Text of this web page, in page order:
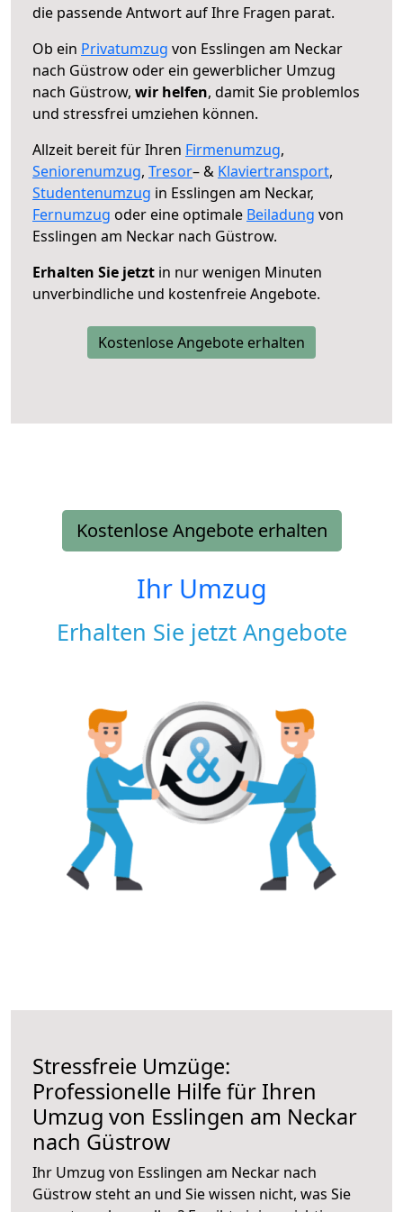
die passende Antwort auf Ihre Fragen parat.
Ob ein Privatumzug von Esslingen am Neckar
nach Güstrow oder ein gewerblicher Umzug
nach Güstrow, wir helfen, damit Sie problemlos
und stressfrei umziehen können.
Allzeit bereit für Ihren Firmenumzug,
Seniorenumzug, Tresor– & Klaviertransport,
Studentenumzug in Esslingen am Neckar,
Fernumzug oder eine optimale Beiladung von
Esslingen am Neckar nach Güstrow.
Erhalten Sie jetzt in nur wenigen Minuten
unverbindliche und kostenfreie Angebote.
Kostenlose Angebote erhalten
Kostenlose Angebote erhalten
Ihr Umzug
Erhalten Sie jetzt Angebote
Stressfreie Umzüge:
Professionelle Hilfe für Ihren
Umzug von Esslingen am Neckar
nach Güstrow
Ihr Umzug von Esslingen am Neckar nach
Güstrow steht an und Sie wissen nicht, was Sie